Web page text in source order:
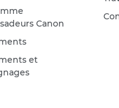
Canon
et